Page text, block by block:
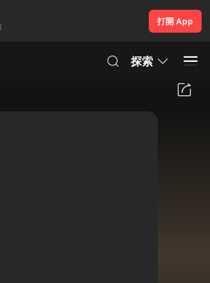
打開 App
探索